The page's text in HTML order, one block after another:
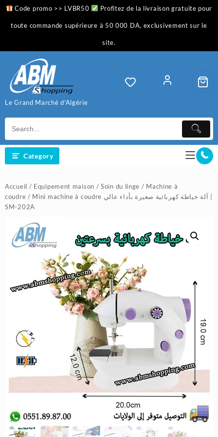
Skip
content
Code promo >> LVBR50 Profitez de la livraison gratuite pour
toute commande supérieure à 50 000 DA, exclusivement sur le
site.
Le Grand Marché d'Algérie
Category
Accueil / Equipement maison /Soin du linge / Machine à
coudre / Mini machine à coudre آلة خياطة كهربائية صغيرة بأداء عالي |
SM-202A